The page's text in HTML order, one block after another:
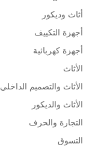
أثاث وديكور
أجهزة التكييف
أجهزة كهربائية
الأثاث
الأثاث والتصميم الداخلي
الأثاث والديكور
التجارة والحرف
التسوق